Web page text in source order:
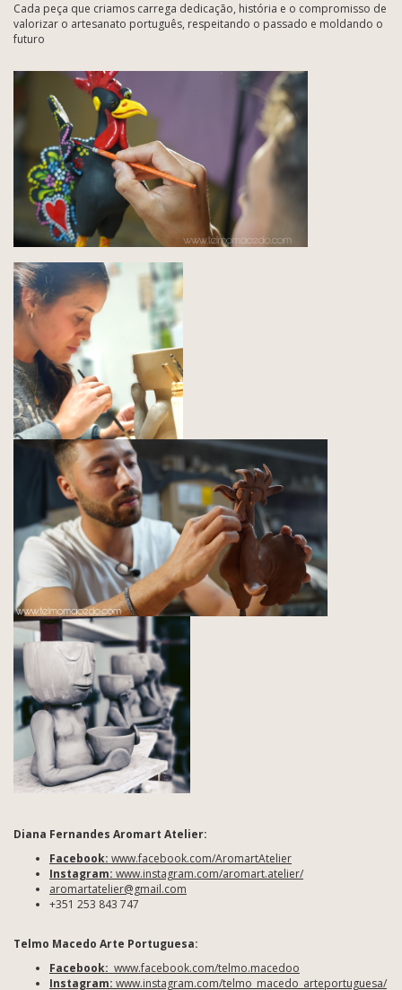
Cada peça que criamos carrega dedicação, história e o compromisso de
valorizar o artesanato português, respeitando o passado e moldando o
futuro
Diana Fernandes Aromart Atelier:
Facebook: www.facebook.com/AromartAtelier
Instagram: www.instagram.com/aromart.atelier/
aromartatelier@gmail.com
+351 253 843 747
Telmo Macedo Arte Portuguesa:
Facebook: www.facebook.com/telmo.macedoo
Instagram: www.instagram.com/telmo_macedo_arteportuguesa/